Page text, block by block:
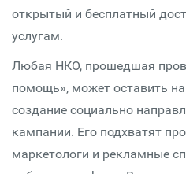
открытый и бесплатный
услугам.
Любая НКО, прошедшая
помощь», может оставить
создание социально
кампании. Его подхватят
маркетологи и рекламные